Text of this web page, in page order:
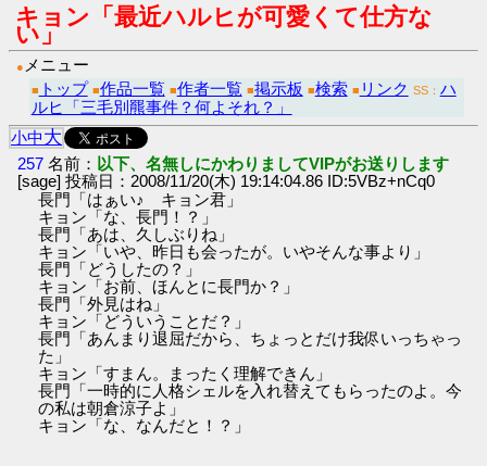
キョン「最近ハルヒが可愛くて仕方な
い」
● メニュー
■ トップ ■作品一覧 ■作者一覧 ■掲示板 ■検索 ■ リンク SS： ハ
ルヒ「三毛別羆事件？何よそれ？」
小中大
257 名前： 以下、名無しにかわりましてVIPがお送りします
[sage] 投稿日：2008/11/20(木) 19:14:04.86 ID:5VBz+nCq0
長門「はぁい♪ キョン君」
キョン「な、長門！？」
長門「あは、久しぶりね」
キョン「いや、昨日も会ったが。いやそんな事より」
長門「どうしたの？」
キョン「お前、ほんとに長門か？」
長門「外見はね」
キョン「どういうことだ？」
長門「あんまり退屈だから、ちょっとだけ我侭いっちゃっ
た」
キョン「すまん。まったく理解できん」
長門「一時的に人格シェルを入れ替えてもらったのよ。今
の私は朝倉涼子よ」
キョン「な、なんだと！？」